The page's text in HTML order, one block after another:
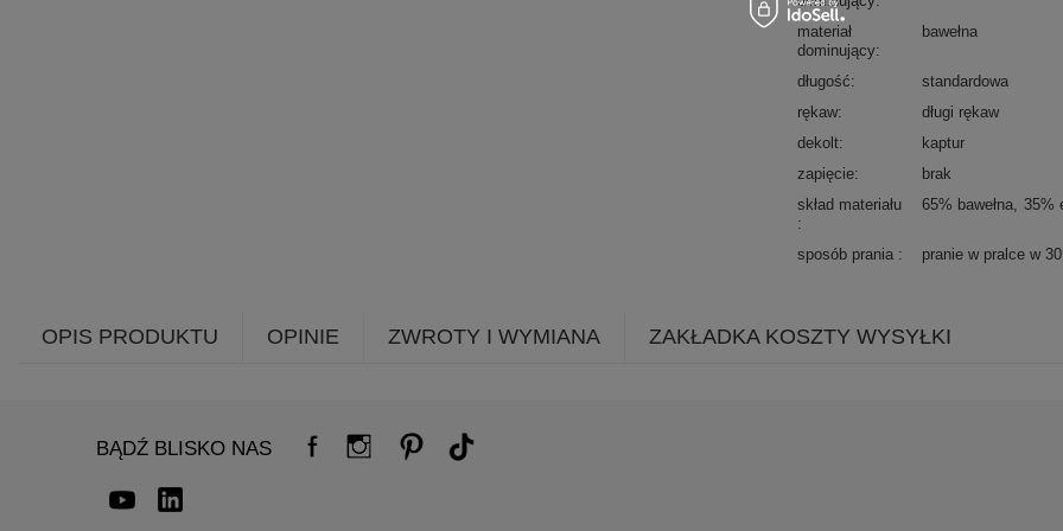
materiał
dominujący
bawełna
długość
standardowa
rękaw
długi rękaw
dekolt
kaptur
zapięcie
brak
skład materiału
65% bawełna 35%
sposób prania pranie w pralce w
OPIS PRODUKTU OPINIE ZWROTY I WYMIANA ZAKŁADKA KOSZTY WYSYŁKI
BĄDŹ BLISKO NAS